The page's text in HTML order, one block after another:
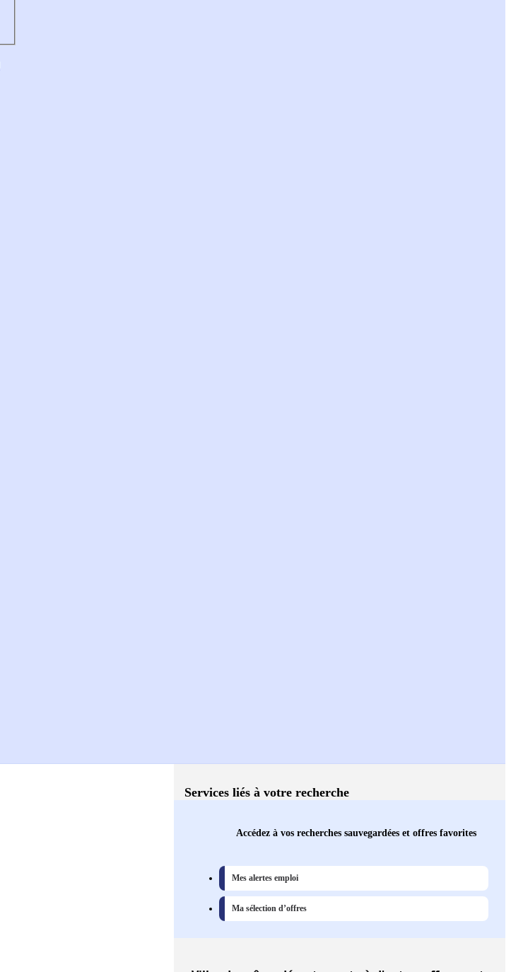
Services liés à votre recherche
Accédez à vos recherches sauvegardées et offres favorites
Mes alertes emploi
Ma sélection d’offres